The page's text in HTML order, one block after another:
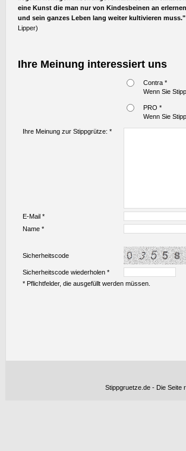
eine Kunst die man nur von Kindesbeinen an
und sein ganzes Leben lang weiter kultivieren muss."
Lipper)
Ihre Meinung interessiert uns
Contra *
Wenn Sie
PRO *
Wenn Sie
Ihre Meinung zur Stippgrütze: *
E-Mail *
Name *
Sicherheitscode
Sicherheitscode wiederholen *
* Pflichtfelder, die ausgefüllt werden müssen.
Stippgruetze.de - Die Seite